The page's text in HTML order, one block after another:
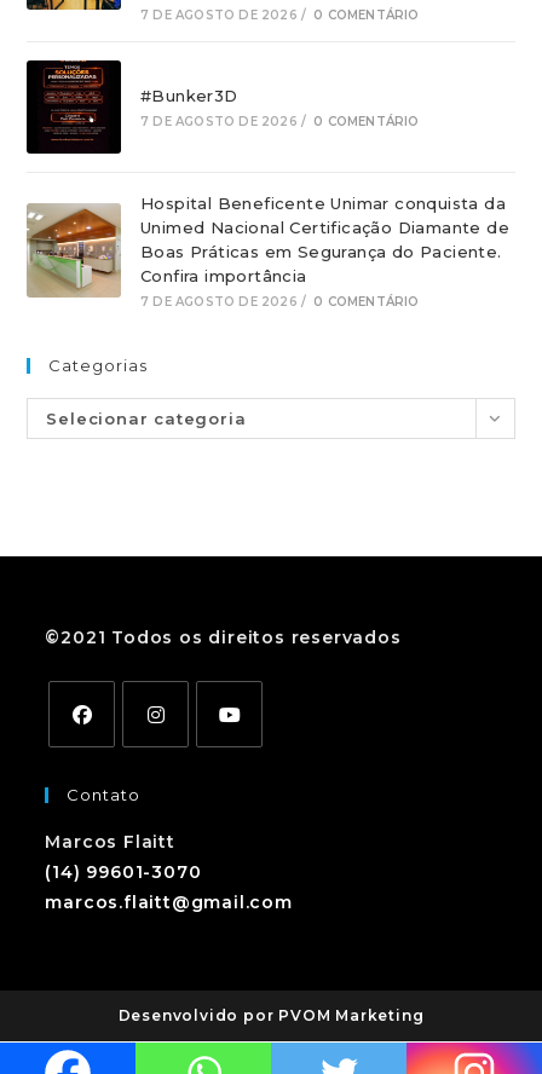
7 DE AGOSTO DE 2026 / 0 COMENTÁRIO
#Bunker3D
7 DE AGOSTO DE 2026 / 0 COMENTÁRIO
Hospital Beneficente Unimar conquista da
Unimed Nacional Certificação Diamante de
Boas Práticas em Segurança do Paciente.
Confira importância
7 DE AGOSTO DE 2026 / 0 COMENTÁRIO
Categorias
Selecionar categoria
©2021 Todos os direitos reservados
Contato
Marcos Flaitt
(14) 99601-3070
marcos.flaitt@gmail.com
Desenvolvido por PVOM Marketing